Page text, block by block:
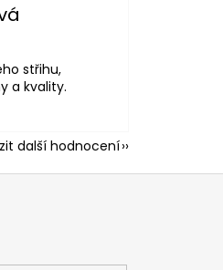
5 hvězdiček.
střihu,
a kvality.
další hodnocení